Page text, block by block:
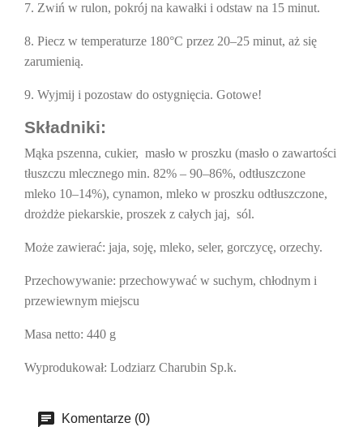
7. Zwiń w rulon, pokrój na kawałki i odstaw na 15 minut.
8. Piecz w temperaturze 180°C przez 20–25 minut, aż się
zarumienią.
9. Wyjmij i pozostaw do ostygnięcia. Gotowe!
Składniki:
Mąka pszenna, cukier, masło w proszku (masło o zawartości
tłuszczu mlecznego min. 82% – 90–86%, odtłuszczone
mleko 10–14%), cynamon, mleko w proszku odtłuszczone,
drożdże piekarskie, proszek z całych jaj, sól.
Może zawierać: jaja, soję, mleko, seler, gorczycę, orzechy.
Przechowywanie: przechowywać w suchym, chłodnym i
przewiewnym miejscu
Masa netto: 440 g
Wyprodukował: Lodziarz Charubin Sp.k.
Komentarze (0)